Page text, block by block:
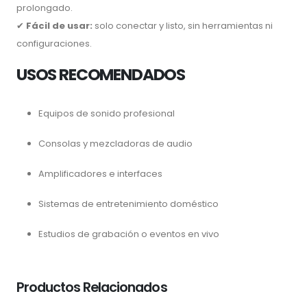
prolongado.
✔ Fácil de usar: solo conectar y listo, sin herramientas ni
configuraciones.
USOS RECOMENDADOS
Equipos de sonido profesional
Consolas y mezcladoras de audio
Amplificadores e interfaces
Sistemas de entretenimiento doméstico
Estudios de grabación o eventos en vivo
Productos Relacionados